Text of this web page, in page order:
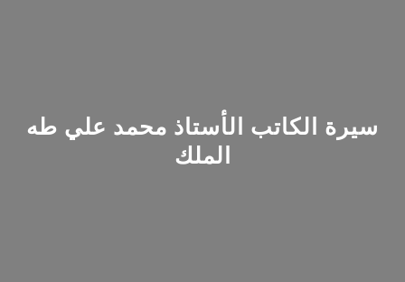
سيرة الكاتب الأستاذ محمد علي طه
الملك